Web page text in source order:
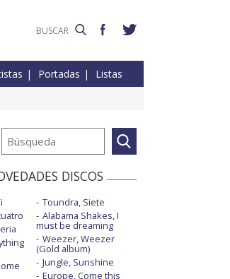
Portadas Listas
DISCOS
Toundra, Siete
Alabama Shakes, I
must be dreaming
Weezer, Weezer
(Gold album)
Jungle, Sunshine
Europe, Come this